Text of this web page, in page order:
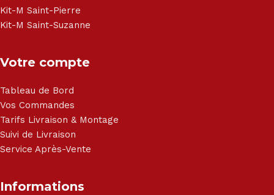
Kit-M Saint-Pierre
Kit-M Saint-Suzanne
Votre compte
Tableau de Bord
Vos Commandes
Tarifs Livraison & Montage
Suivi de Livraison
Service Après-Vente
Informations